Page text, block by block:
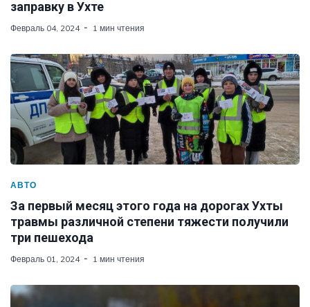
заправку в Ухте
Февраль 04, 2024 1 мин чтения
АВТО
За первый месяц этого года на дорогах Ухты
травмы различной степени тяжести получили
три пешехода
Февраль 01, 2024 1 мин чтения